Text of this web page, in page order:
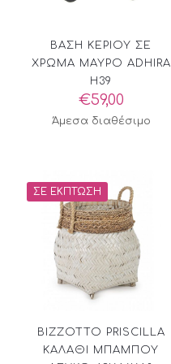
ΒΑΣΗ ΚΕΡΙΟΥ ΣΕ
ΧΡΩΜΑ ΜΑΥΡΟ ADHIRA
H39
€59,00
Άμεσα διαθέσιμο
ΣΕ ΈΚΠΤΩΣΗ
BIZZOTTO PRISCILLA
ΚΑΛΑΘΙ ΜΠΑΜΠΟΥ